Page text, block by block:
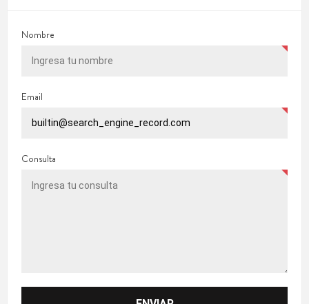
Nombre
Email
Consulta